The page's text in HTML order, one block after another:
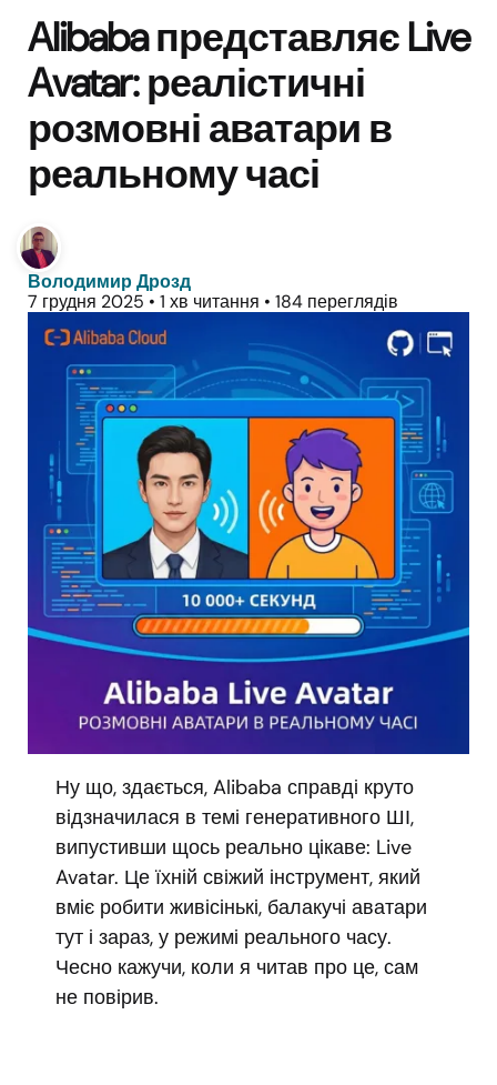
Alibaba представляє Live
Avatar: реалістичні
розмовні аватари в
реальному часі
Володимир Дрозд
7 грудня 2025 • 1 хв читання • 184 переглядів
Ну що, здається, Alibaba справді круто
відзначилася в темі генеративного ШІ,
випустивши щось реально цікаве: Live
Avatar. Це їхній свіжий інструмент, який
вміє робити живісінькі, балакучі аватари
тут і зараз, у режимі реального часу.
Чесно кажучи, коли я читав про це, сам
не повірив.